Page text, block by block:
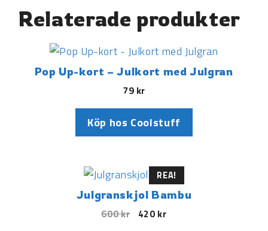
Relaterade produkter
Pop Up-kort – Julkort med Julgran
79 kr
Köp hos Coolstuff
REA!
Julgranskjol Bambu
600kr 420 kr